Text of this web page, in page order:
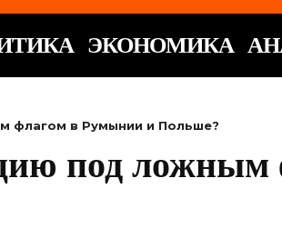
ЭКОНОМИКА
флагом в Румынии и Польше?
под ложным